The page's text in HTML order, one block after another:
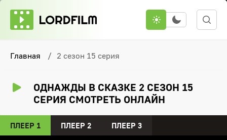
Главная 2 сезон 15 серия
ОДНАЖДЫ В СКАЗКЕ 2 СЕЗОН 15
СЕРИЯ СМОТРЕТЬ ОНЛАЙН
ПЛЕЕР 1 ПЛЕЕР 2 ПЛЕЕР 3